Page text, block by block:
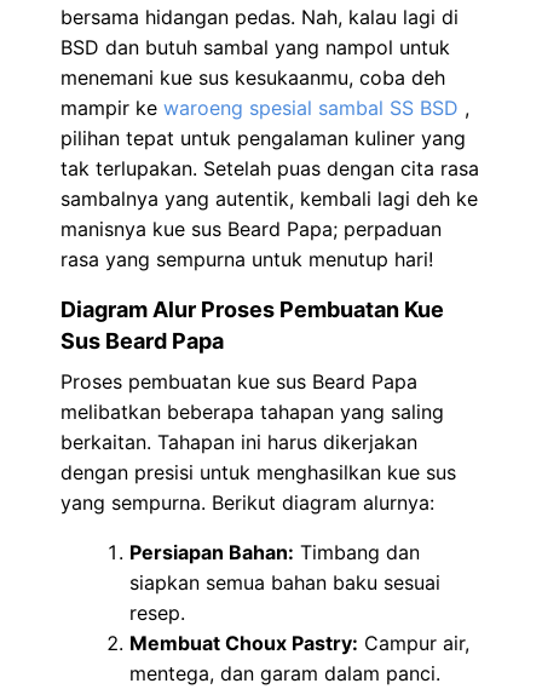
bersama hidangan pedas. Nah, kalau lagi di
BSD dan butuh sambal yang nampol untuk
menemani kue sus kesukaanmu, coba deh
mampir ke waroeng spesial sambal SS BSD ,
pilihan tepat untuk pengalaman kuliner yang
tak terlupakan. Setelah puas dengan cita rasa
sambalnya yang autentik, kembali lagi deh ke
manisnya kue sus Beard Papa; perpaduan
rasa yang sempurna untuk menutup hari!
Diagram Alur Proses Pembuatan Kue
Sus Beard Papa
Proses pembuatan kue sus Beard Papa
melibatkan beberapa tahapan yang saling
berkaitan. Tahapan ini harus dikerjakan
dengan presisi untuk menghasilkan kue sus
yang sempurna. Berikut diagram alurnya:
Persiapan Bahan: Timbang dan
siapkan semua bahan baku sesuai
resep.
Membuat Choux Pastry: Campur air,
mentega, dan garam dalam panci.